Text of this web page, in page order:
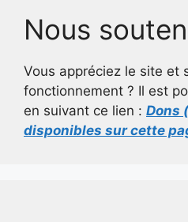
Nous
Vous appréciez le site et
fonctionnement ? Il est
en suivant ce lien : Dons
disponibles sur cette